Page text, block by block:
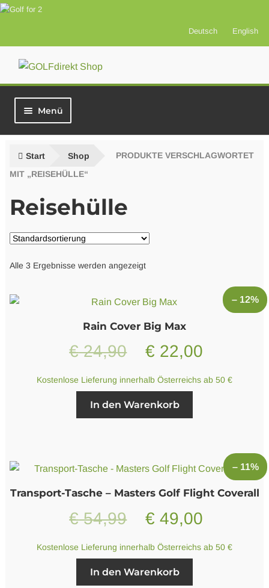
Deutsch English
Navigation
springen
Inhalt
springen
Menü
Vorteilsprodukte
Versicherung
Greenfees
Best of
Logo Produkte
Start Shop
PRODUKTE VERSCHLAGWORTET
MIT „REISEHÜLLE“
Reisehülle
Alle 3 Ergebnisse werden angezeigt
Rain Cover Big Max
– 12%
€24,90
Ursprünglicher
Preis
war:
€ 22,00Aktueller
Preis
Kostenlose Lieferung innerhalb Österreichs ab 50 €
In den Warenkorb
Transport-Tasche – Masters Golf Flight Coverall
– 11%
€54,99
Ursprünglicher
Preis
war:
€ 49,00Aktueller
Preis
Kostenlose Lieferung innerhalb Österreichs ab 50 €
In den Warenkorb